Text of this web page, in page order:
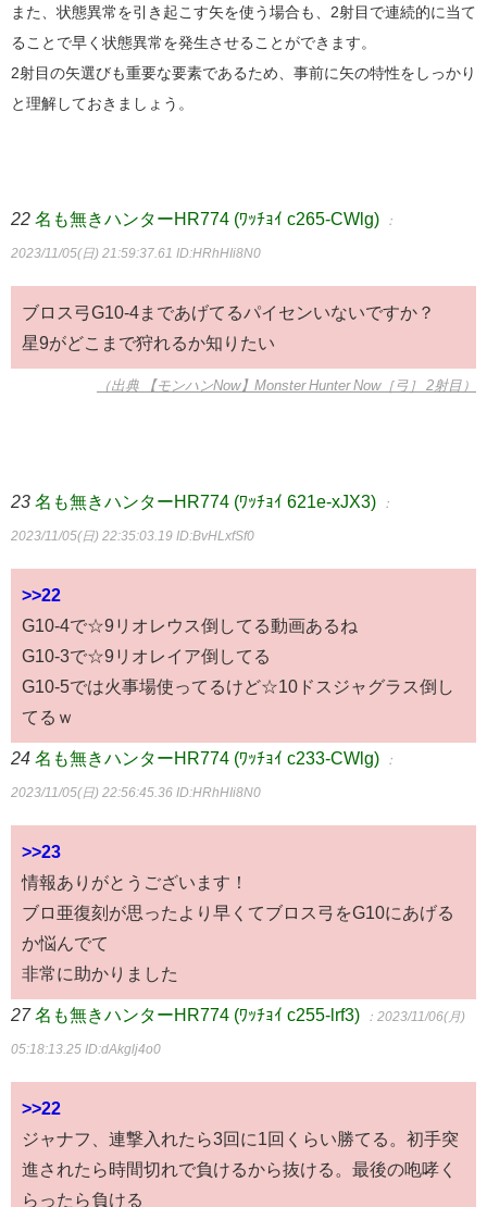
また、状態異常を引き起こす矢を使う場合も、2射目で連続的に当て
ることで早く状態異常を発生させることができます。
2射目の矢選びも重要な要素であるため、事前に矢の特性をしっかり
と理解しておきましょう。
22 名も無きハンターHR774 (ﾜｯﾁｮｲ c265-CWlg) ：
2023/11/05(日) 21:59:37.61 ID:HRhHIi8N0
ブロス弓G10-4まであげてるパイセンいないですか？
星9がどこまで狩れるか知りたい
（出典 【モンハンNow】Monster Hunter Now［弓］ 2射目）
23 名も無きハンターHR774 (ﾜｯﾁｮｲ 621e-xJX3) ：
2023/11/05(日) 22:35:03.19 ID:BvHLxfSf0
>>22
G10-4で☆9リオレウス倒してる動画あるね
G10-3で☆9リオレイア倒してる
G10-5では火事場使ってるけど☆10ドスジャグラス倒し
てるｗ
24 名も無きハンターHR774 (ﾜｯﾁｮｲ c233-CWlg) ：
2023/11/05(日) 22:56:45.36 ID:HRhHIi8N0
>>23
情報ありがとうございます！
ブロ亜復刻が思ったより早くてブロス弓をG10にあげる
か悩んでて
非常に助かりました
27 名も無きハンターHR774 (ﾜｯﾁｮｲ c255-lrf3) ：2023/11/06(月)
05:18:13.25 ID:dAkglj4o0
>>22
ジャナフ、連撃入れたら3回に1回くらい勝てる。初手突
進されたら時間切れで負けるから抜ける。最後の咆哮く
らったら負ける